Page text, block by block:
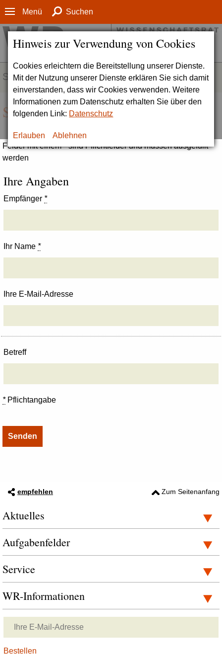
Hinweis zur Verwendung von Cookies
Cookies erleichtern die Bereitstellung unserer Dienste.
Mit der Nutzung unserer Dienste erklären Sie sich damit
einverstanden, dass wir Cookies verwenden. Weitere
Informationen zum Datenschutz erhalten Sie über den
folgenden Link: Datenschutz
Erlauben Ablehnen
Menü Suchen
SERVICE
Seite empfehlen
Felder mit einem * sind Pflichtfelder und müssen ausgefüllt
werden
Ihre Angaben
Empfänger *
Ihr Name *
Ihre E-Mail-Adresse
Betreff
*Pflichtangabe
empfehlen Zum Seitenanfang
Aktuelles
Aufgabenfelder
Service
WR-Informationen